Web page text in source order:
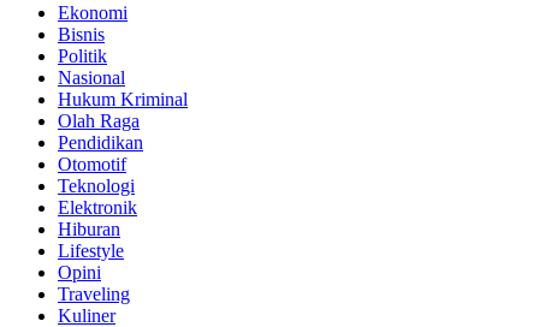
Ekonomi
Bisnis
Politik
Nasional
Hukum Kriminal
Olah Raga
Pendidikan
Otomotif
Teknologi
Elektronik
Hiburan
Lifestyle
Opini
Traveling
Kuliner